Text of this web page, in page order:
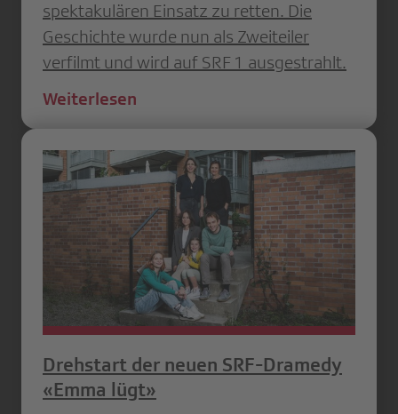
spektakulären Einsatz zu retten. Die
Geschichte wurde nun als Zweiteiler
verfilmt und wird auf SRF 1 ausgestrahlt.
Weiterlesen
Drehstart der neuen SRF-Dramedy
«Emma lügt»